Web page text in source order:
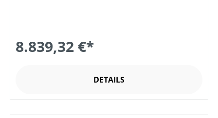
8.839,32 €*
DETAILS